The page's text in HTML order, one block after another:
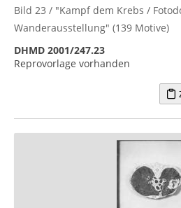
Bild 23 / "Kampf dem Krebs /
Wanderausstellung" (139 Motive)
DHMD 2001/247.23
Reprovorlage vorhanden